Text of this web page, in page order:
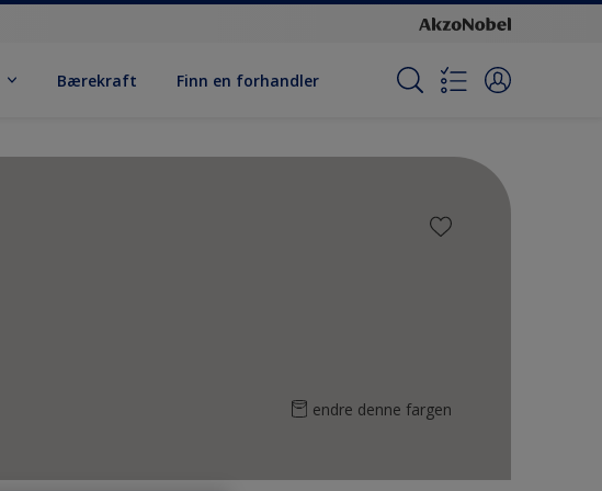
Bærekraft Finn en forhandler
endre denne fargen